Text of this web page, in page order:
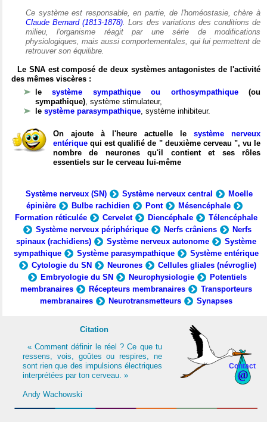
Ce système est responsable, en partie, de l'homéostasie, chère à
Claude Bernard (1813-1878). Lors des variations des conditions de
milieu, l'organisme réagit par une série de modifications
physiologiques, mais aussi comportementales, qui lui permettent de
retrouver son équilibre.
Le SNA est composé de deux systèmes antagonistes de l'activité
des mêmes viscères :
lesystème sympathique ou orthosympathique(ou
sympathique), système stimulateur,
le système parasympathique, système inhibiteur.
On ajoute à l'heure actuelle le système nerveux
entérique qui est qualifié de " deuxième cerveau ", vu le
nombre de neurones qu'il contient et ses rôles
essentiels sur le cerveau lui-même
Système nerveux (SN) Système nerveux central
Moelle
épinière
Bulbe rachidien Pont
Mésencéphale
Formation réticulée
Cervelet Diencéphale
Télencéphale
Système nerveux périphérique
Nerfs crâniens
Nerfs
spinaux (rachidiens)
Système nerveux autonome
Système
sympathique
Système parasympathique
Système entérique
Cytologie du SN
Neurones
Cellules gliales (névroglie)
Embryologie du SN
Neurophysiologie
Potentiels
membranaires
Récepteurs membranaires
Transporteurs
membranaires
Neurotransmetteurs Synapses
Contact
Citation
« Comment définir le réel ? Ce que tu
ressens, vois, goûtes ou respires, ne
sont rien que des impulsions électriques
interprétées par ton cerveau. »
Andy Wachowski